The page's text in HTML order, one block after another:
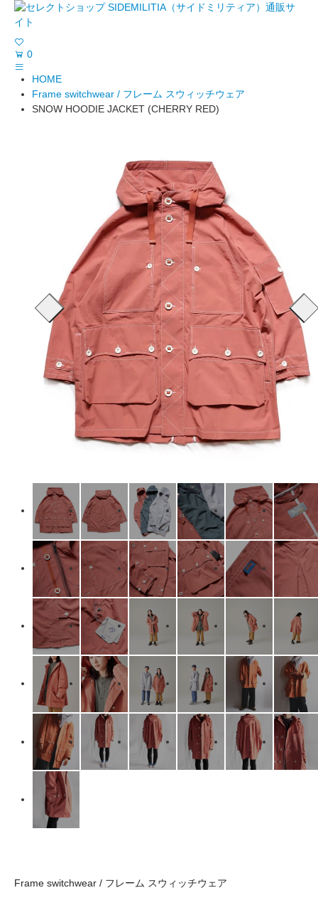
0
HOME
Frame switchwear / フレーム スウィッチウェア
SNOW HOODIE JACKET (CHERRY RED)
Frame switchwear / フレーム スウィッチウェア